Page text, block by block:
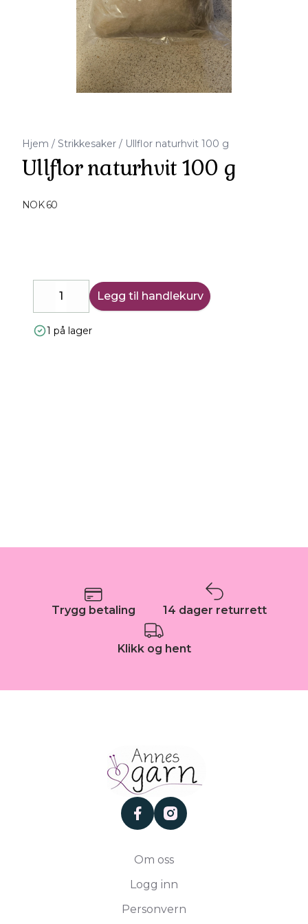
Hjem / Strikkesaker / Ullflor naturhvit 100 g
Ullflor naturhvit 100 g
NOK 60
DecreaseIncrease
Legg til handlekurv
1 på lager
Trygg betaling 14 dager returrett
Klikk og hent
facebookinstagram
Om oss
Logg inn
Personvern